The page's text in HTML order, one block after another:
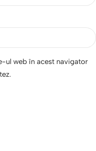
ul web în acest navigator